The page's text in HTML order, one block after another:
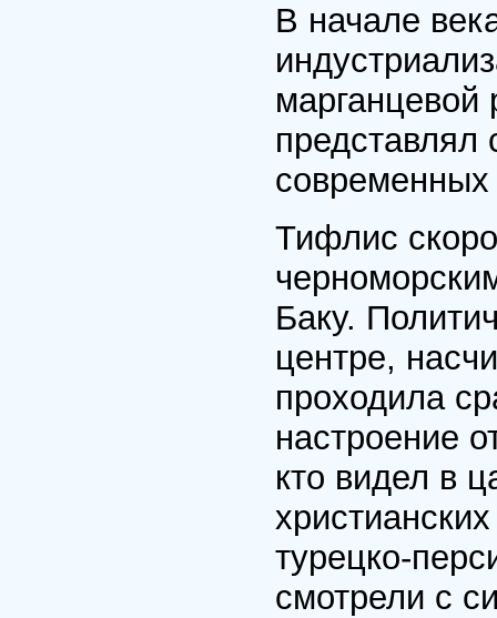
В начале
марганцевой
представлял
современных
Тифлис
Баку.
центре,
проходила
настроение
кто видел в
турецко-
смотрели с